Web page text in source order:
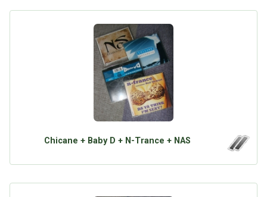
Chicane + Baby D + N-Trance + NAS